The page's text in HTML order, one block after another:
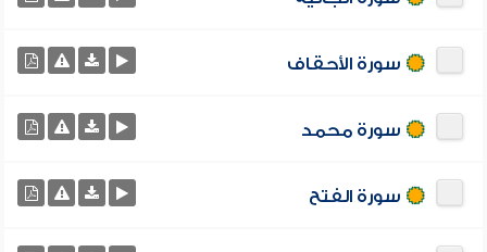
سورة الأحقاف
سورة محمد
سورة الفتح